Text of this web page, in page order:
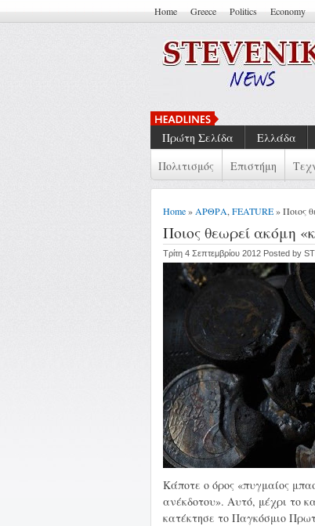
Home Greece Politics Economy
Πρώτη Σελίδα Ελλάδα
Πολιτισμός
Επιστήμη
Home» ΑΡΘΡΑ FEATURE» Ποιος
Ποιος θεωρεί ακόμη
Τρίτη 4 Σεπτεμβρίου 2012 Posted by
Κάποτε ο όρος «πυγμαίος
ανέκδοτου». Αυτό, μέχρι το
κατέκτησε το Παγκόσμιο